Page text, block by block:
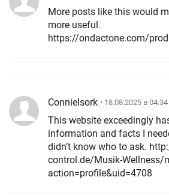
More posts like this would
more useful.
https://ondactone.com/
ConnieIsork • 18.08.2025 в 04:34
This website exceedingly
information and facts I
didn’t know who to ask.
control.de/Musik-Wellness/
action=profile&uid=4708